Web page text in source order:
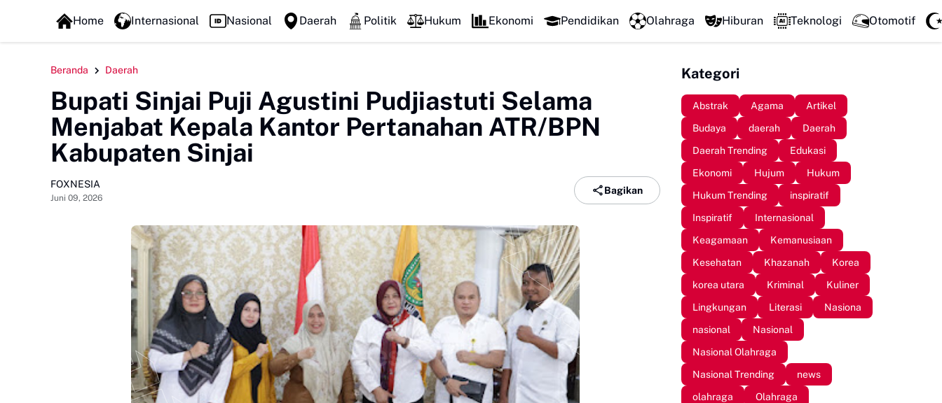
FOXLINE NEWS Mengawali Pengabdian dengan Sujud, Kapolresta Gowa
Home Internasional Nasional Daerah Politik Hukum Ekonomi Pendidikan Olahraga Hiburan Teknologi Otomotif
Beranda Daerah
Bupati Sinjai Puji Agustini Pudjiastuti Selama
Menjabat Kepala Kantor Pertanahan ATR/BPN
Kabupaten Sinjai
FOXNESIA
Juni 09, 2026
Bagikan
Kategori
Abstrak Agama
Artikel
Budaya
daerah
Daerah
Daerah Trending
Edukasi
Ekonomi
Hujum
Hukum
Hukum Trending
inspiratif
Inspiratif
Internasional
Keagamaan
Kemanusiaan
Kesehatan
Khazanah
Korea
korea utara
Kriminal
Kuliner
Lingkungan
Literasi
Nasiona
nasional
Nasional
Nasional Olahraga
Nasional Trending
news
olahraga
Olahraga